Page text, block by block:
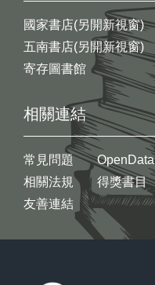
國家書店(另開新視窗)
五南書店(另開新視窗)
寄存圖書館
相關連結
常見問題
相關法規
友善連結
OpenData
得獎書目